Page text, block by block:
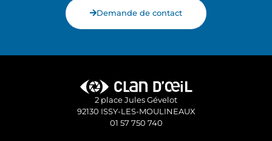
Demande de contact
2 place Jules Gévelot
92130 ISSY-LES-MOULINEAUX
01 57 750 740